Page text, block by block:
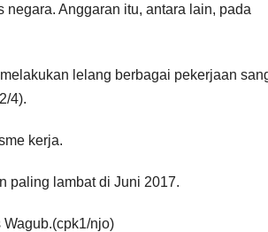
Anggaran itu, antara lain, pada
lelang berbagai pekerjaan
4).
kerja.
paling lambat di Juni 2017.
Wagub.(cpk1/njo)